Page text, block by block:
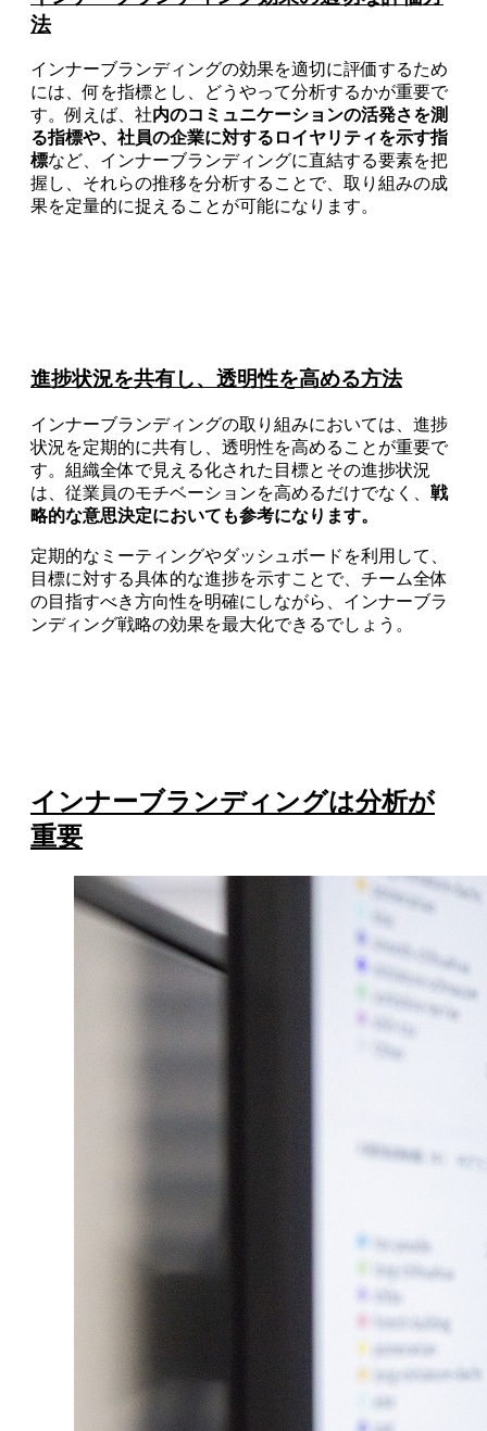
法
インナーブランディングの効果を適切に評価するため
には、何を指標とし、どうやって分析するかが重要で
す。例えば、社内のコミュニケーションの活発さを測
る指標や、社員の企業に対するロイヤリティを示す指
標など、インナーブランディングに直結する要素を把
握し、それらの推移を分析することで、取り組みの成
果を定量的に捉えることが可能になります。
進捗状況を共有し、透明性を高める方法
インナーブランディングの取り組みにおいては、進捗
状況を定期的に共有し、透明性を高めることが重要で
す。組織全体で見える化された目標とその進捗状況
は、従業員のモチベーションを高めるだけでなく、 戦
略的な意思決定においても参考になります。
定期的なミーティングやダッシュボードを利用して、
目標に対する具体的な進捗を示すことで、チーム全体
の目指すべき方向性を明確にしながら、インナーブラ
ンディング戦略の効果を最大化できるでしょう。
インナーブランディングは分析が
重要